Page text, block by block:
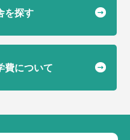
を探す
費について